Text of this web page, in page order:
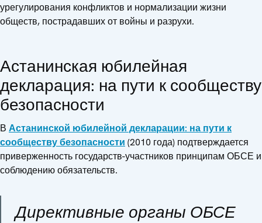
урегулирования конфликтов и нормализации жизни
обществ, пострадавших от войны и разрухи.
Астанинская юбилейная
декларация: на пути к сообществу
безопасности
В Астанинской юбилейной декларации: на пути к
сообществу безопасности (2010 года) подтверждается
приверженность государств-участников принципам ОБСЕ и
соблюдению обязательств.
Директивные органы ОБСЕ